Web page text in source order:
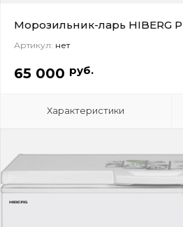
Морозильник-ларь HIBERG
Артикул: нет
65 000 руб.
Характеристики